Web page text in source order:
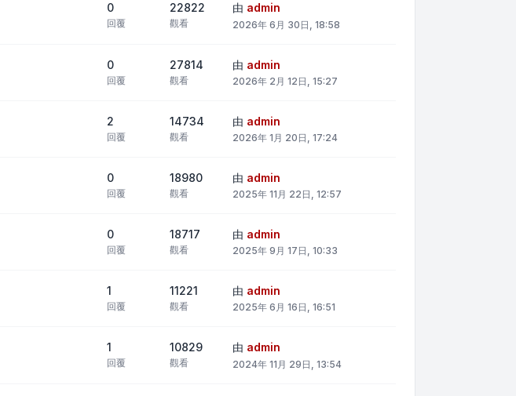
0
回覆
22822
觀看
由 admin
2026年 6月 30日, 18:58
0
回覆
27814
觀看
由 admin
2026年 2月 12日, 15:27
2
回覆
14734
觀看
由 admin
2026年 1月 20日, 17:24
0
回覆
18980
觀看
由 admin
2025年 11月 22日, 12:57
0
回覆
18717
觀看
由 admin
2025年 9月 17日, 10:33
1
回覆
11221
觀看
由 admin
2025年 6月 16日, 16:51
1
回覆
10829
觀看
由 admin
2024年 11月 29日, 13:54